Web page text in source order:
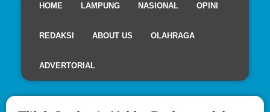
HOME LAMPUNG NASIONAL OPINI
REDAKSI ABOUT US OLAHRAGA
ADVERTORIAL